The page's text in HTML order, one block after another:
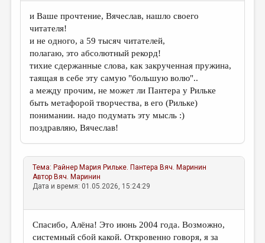
и Ваше прочтение, Вячеслав, нашло своего
читателя!
и не одного, а 59 тысяч читателей,
полагаю, это абсолютный рекорд!
тихие сдержанные слова, как закрученная пружина,
таящая в себе эту самую "большую волю"..
а между прочим, не может ли Пантера у Рильке
быть метафорой творчества, в его (Рильке)
понимании. надо подумать эту мысль :)
поздравляю, Вячеслав!
Тема: Райнер Мария Рильке. Пантера Вяч. Маринин
Автор Вяч. Маринин
Дата и время: 01.05.2026, 15:24:29
Спасибо, Алёна! Это июнь 2004 года. Возможно,
системный сбой какой. Откровенно говоря, я за